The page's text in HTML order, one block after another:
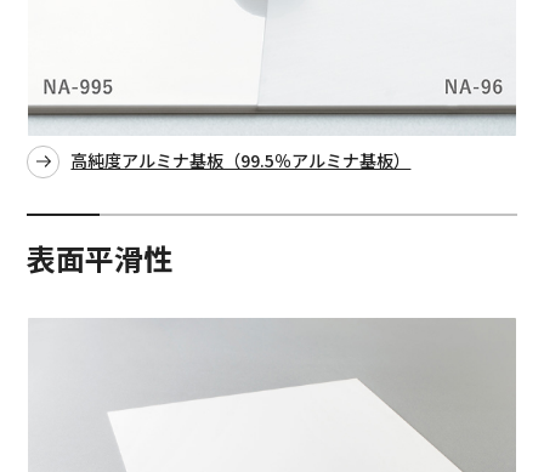
高純度アルミナ基板（99.5％アルミナ基板）
表面平滑性